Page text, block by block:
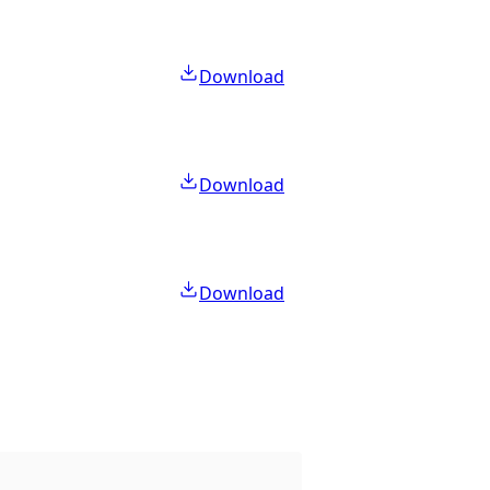
Download
Download
Download